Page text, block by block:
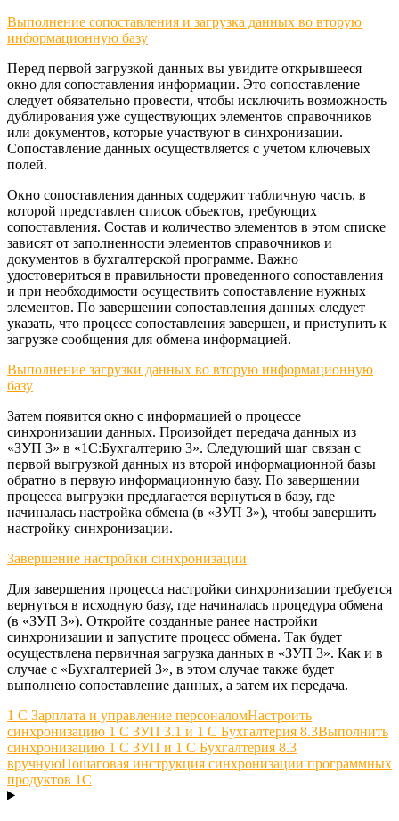
Выполнение сопоставления и загрузка данных во вторую
информационную базу
Перед первой загрузкой данных вы увидите открывшееся
окно для сопоставления информации. Это сопоставление
следует обязательно провести, чтобы исключить возможность
дублирования уже существующих элементов справочников
или документов, которые участвуют в синхронизации.
Сопоставление данных осуществляется с учетом ключевых
полей.
Окно сопоставления данных содержит табличную часть, в
которой представлен список объектов, требующих
сопоставления. Состав и количество элементов в этом списке
зависят от заполненности элементов справочников и
документов в бухгалтерской программе. Важно
удостовериться в правильности проведенного сопоставления
и при необходимости осуществить сопоставление нужных
элементов. По завершении сопоставления данных следует
указать, что процесс сопоставления завершен, и приступить к
загрузке сообщения для обмена информацией.
Выполнение загрузки данных во вторую информационную
базу
Затем появится окно с информацией о процессе
синхронизации данных. Произойдет передача данных из
«ЗУП 3» в «1С:Бухгалтерию 3». Следующий шаг связан с
первой выгрузкой данных из второй информационной базы
обратно в первую информационную базу. По завершении
процесса выгрузки предлагается вернуться в базу, где
начиналась настройка обмена (в «ЗУП 3»), чтобы завершить
настройку синхронизации.
Завершение настройки синхронизации
Для завершения процесса настройки синхронизации требуется
вернуться в исходную базу, где начиналась процедура обмена
(в «ЗУП 3»). Откройте созданные ранее настройки
синхронизации и запустите процесс обмена. Так будет
осуществлена первичная загрузка данных в «ЗУП 3». Как и в
случае с «Бухгалтерией 3», в этом случае также будет
выполнено сопоставление данных, а затем их передача.
1 С Зарплата и управление персоналомНастроить
синхронизацию 1 С ЗУП 3.1 и 1 С Бухгалтерия 8.3Выполнить
синхронизацию 1 С ЗУП и 1 С Бухгалтерия 8.3
вручнуюПошаговая инструкция синхронизации программных
продуктов 1С